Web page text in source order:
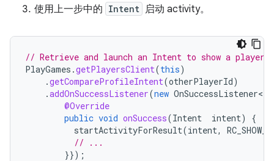
使用上一步中的 Intent 启动 activity。
// Retrieve and launch an Intent to show a player
PlayGames .getPlayersClient(this)
.getCompareProfileIntent(otherPlayerId)
.addOnSuccessListener(new
@Override
public void onSuccess(Intent intent)
{
startActivityForResult(intent,
// ...
}});